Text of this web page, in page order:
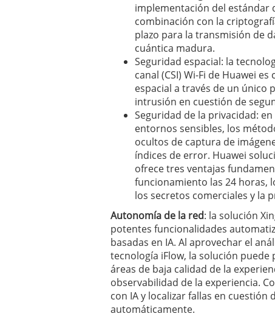
implementación del estándar
combinación con la
plazo para la transmisión de
cuántica madura.
Seguridad espacial: la
canal (CSI) Wi-Fi de Huawei
espacial a través de un único
intrusión en cuestión de
Seguridad de la privacidad:
entornos sensibles, los
ocultos de captura de
índices de error. Huawei
ofrece tres ventajas
funcionamiento las 24 horas,
los secretos comerciales y la
Autonomía de la red: la solución
potentes funcionalidades
basadas en IA. Al aprovechar el
tecnología iFlow, la solución
áreas de baja calidad de la
observabilidad de la experiencia.
con IA y localizar fallas en cuestión
automáticamente.